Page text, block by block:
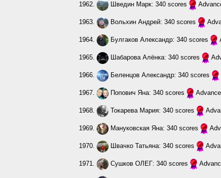
1962. Шведин Марк: 340 scores
1963. Вольхин Андрей: 340 scores
1964. Булгаков Александр: 340 scores
1965. Шабарова Алёнка: 340 scores
1966. Беленцов Александр: 340 scores
1967. Попович Яна: 340 scores
1968. Токарева Мария: 340 scores
1969. Мануковская Яна: 340 scores
1970. Швачко Татьяна: 340 scores
1971. Сушков ОЛЕГ: 340 scores